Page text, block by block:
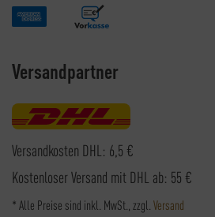
Versandpartner
Versandkosten DHL: 6,5 €
Kostenloser Versand mit DHL ab: 55 €
* Alle Preise sind inkl. MwSt., zzgl. Versand